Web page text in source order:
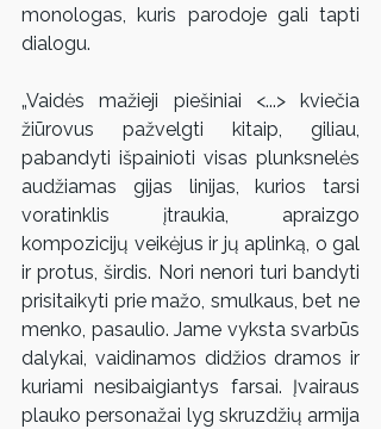
monologas, kuris parodoje gali tapti
dialogu.
„Vaidės mažieji piešiniai <...> kviečia
žiūrovus pažvelgti kitaip, giliau,
pabandyti išpainioti visas plunksnelės
audžiamas gijas linijas, kurios tarsi
voratinklis įtraukia, apraizgo
kompozicijų veikėjus ir jų aplinką, o gal
ir protus, širdis. Nori nenori turi bandyti
prisitaikyti prie mažo, smulkaus, bet ne
menko, pasaulio. Jame vyksta svarbūs
dalykai, vaidinamos didžios dramos ir
kuriami nesibaigiantys farsai. Įvairaus
plauko personažai lyg skruzdžių armija